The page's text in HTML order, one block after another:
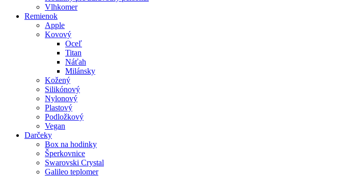
Vlhkomer
Remienok
Apple
Kovový
Oceľ
Titan
Náťah
Milánsky
Kožený
Silikónový
Nylonový
Plastový
Podložkový
Vegan
Darčeky
Box na hodinky
Šperkovnice
Swarovski Crystal
Galileo teplomer